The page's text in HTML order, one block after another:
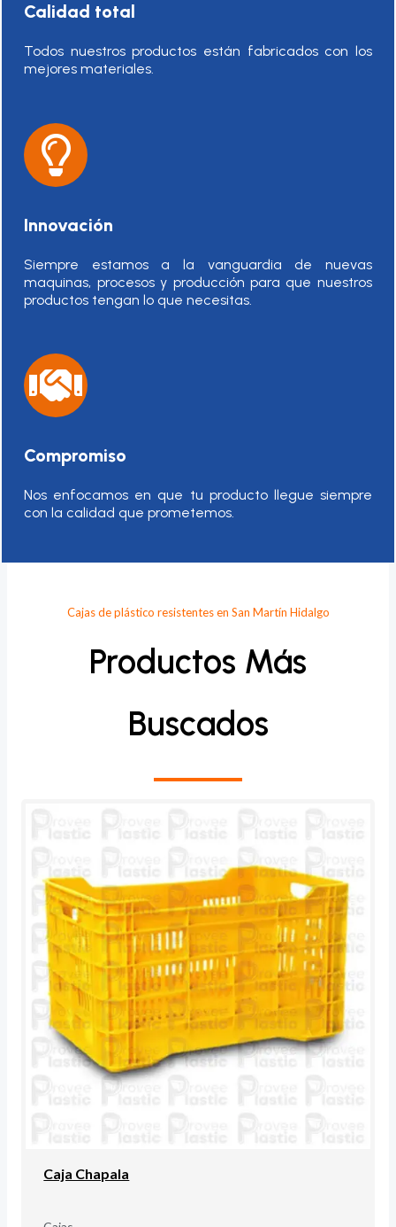
Calidad total
Todos nuestros productos están fabricados con los
mejores materiales.
Innovación
Siempre estamos a la vanguardia de nuevas
maquinas, procesos y producción para que nuestros
productos tengan lo que necesitas.
Compromiso
Nos enfocamos en que tu producto llegue siempre
con la calidad que prometemos.
Cajas de plástico resistentes en San Martín Hidalgo
Productos Más
Buscados
Caja Chapala